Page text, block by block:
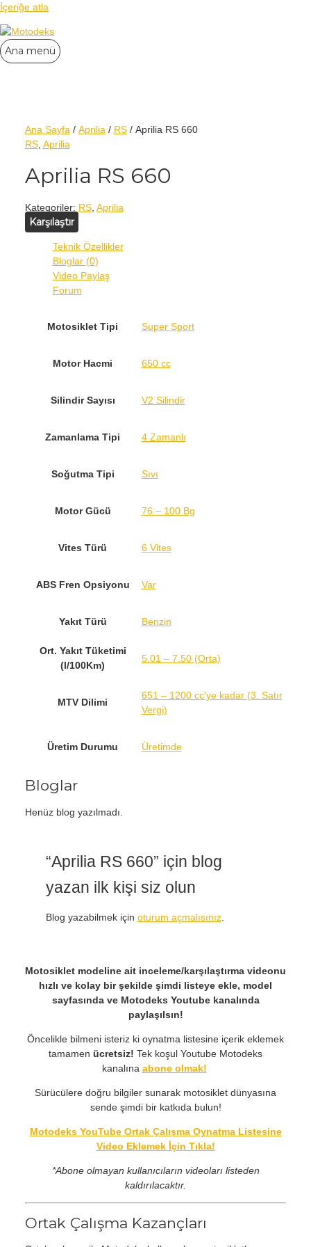
İçeriğe atla
Ana menü
Ana Sayfa / Aprilia / RS/ Aprilia RS 660
RS, Aprilia
Aprilia RS 660
Kategoriler: RS, Aprilia
Karşılaştır
Teknik Özellikler
Bloglar (0)
Video Paylaş
Forum
Motosiklet Tipi Super Sport
Motor Hacmi 650 cc
Silindir Sayısı V2 Silindir
Zamanlama Tipi 4 Zamanlı
Soğutma Tipi Sıvı
Motor Gücü 76 – 100 Bg
Vites Türü 6 Vites
ABS Fren Opsiyonu Var
Yakıt Türü Benzin
Ort. Yakıt Tüketimi
(l/100Km)
5.01 – 7.50 (Orta)
MTV Dilimi
651 – 1200 cc'ye kadar (3. Satır
Vergi)
Üretim Durumu Üretimde
Bloglar
Henüz blog yazılmadı.
“Aprilia RS 660” için blog
yazan ilk kişi siz olun
Blog yazabilmek için oturum açmalısınız.
Motosiklet modeline ait inceleme/karşılaştırma videonu
hızlı ve kolay bir şekilde şimdi listeye ekle, model
sayfasında ve Motodeks Youtube kanalında
paylaşılsın!
Öncelikle bilmeni isteriz ki oynatma listesine içerik eklemek
tamamen ücretsiz! Tek koşul Youtube Motodeks
kanalına abone olmak!
Sürücülere doğru bilgiler sunarak motosiklet dünyasına
sende şimdi bir katkıda bulun!
Motodeks YouTube Ortak Çalışma Oynatma Listesine
Video Eklemek İçin Tıkla!
*Abone olmayan kullanıcıların videoları listeden
kaldırılacaktır.
Ortak Çalışma Kazançları